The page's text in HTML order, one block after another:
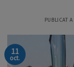
PUBLICAT A
11
oct.